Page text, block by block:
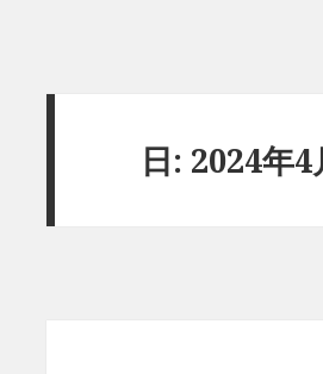
日: 2024年4